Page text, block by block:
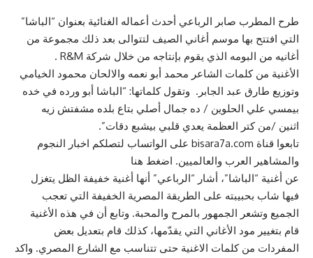
طرح المطرب صابر الرباعي أحدث أعماله الغنائية بعنوان “الباشا”
التي افتتح بها موسم أغاني الصيف لتتوالى بعد ذلك مجموعة من
أغانيه من البومه الذي يقوم بإنتاجه من خلال شركة R&M .
الأغنية من كلمات الشاعر محمد أبو نعمه والالحان محمود الخيامي
وتوزيع طارق عبد الجابر. وتقول كلماتها: “الباشا أبو ورده في خده
بيمسي علي الحلوين / ده جمال أصلي بتاع بلده مشفتش زيه
اثنين /من كتر العظمة يعدي قلبي بيشبع دقات”.
تابعوا قناة bisara7a.com على الواتساب لتصلكم اخبار النجوم
والمشاهير العرب والعالميين. اضغط هنا
عن أغنية “الباشا”، أشار “الرباعي” أنها أغنية خفيفة الظل يتغزل
فيها شاب بحبيبته على الطريقة المصرية الخفيفة التي تعجب
الجميع وتشعر الجمهور بالمرح والمحبة. وتابع أن في هذه الأغنية
قام بتغيير مود الأغاني التي يقدّمها، كذلك قام بتعديل بعض
المفردات من كلمات الاغنية حتى تتناسب مع الشارع المصري. واكد